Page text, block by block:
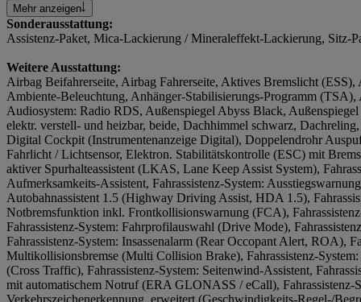
Mehr anzeigen
Sonderausstattung:
Assistenz-Paket, Mica-Lackierung / Mineraleffekt-Lackierung, Sitz-
Weitere Ausstattung:
Airbag Beifahrerseite, Airbag Fahrerseite, Aktives Bremslicht
Ambiente-Beleuchtung, Anhänger-Stabilisierungs-Programm
Audiosystem: Radio RDS, Außenspiegel Abyss Black,
elektr. verstell- und heizbar, beide, Dachhimmel schwarz,
Digital Cockpit (Instrumentenanzeige Digital), Doppelendrohr
Fahrlicht / Lichtsensor, Elektron. Stabilitätskontrolle (ESC) mit
aktiver Spurhalteassistent (LKAS, Lane Keep Assist System),
Aufmerksamkeits-Assistent, Fahrassistenz-System:
Autobahnassistent 1.5 (Highway Driving Assist, HDA 1.5),
Notbremsfunktion inkl. Frontkollisionswarnung (FCA),
Fahrassistenz-System: Fahrprofilauswahl (Drive Mode),
Fahrassistenz-System: Insassenalarm (Rear Occopant Alert, ROA),
Multikollisionsbremse (Multi Collision Brake), Fahrassistenz-
(Cross Traffic), Fahrassistenz-System: Seitenwind-Assistent,
mit automatischem Notruf (ERA GLONASS / eCall), Fahrassistenz-